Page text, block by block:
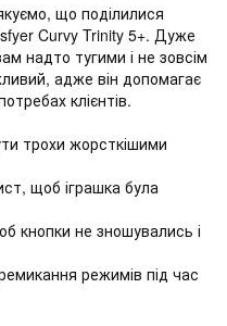
що поділилися
Curvy Trinity 5+. Дуже
надто тугими і не зовсім
адже він допомагає
клієнтів.
трохи жорсткішими
щоб іграшка була
кнопки не зношувались і
режимів під час